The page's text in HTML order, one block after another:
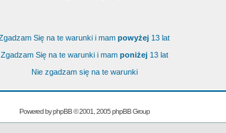
Się na te warunki i mam powyżej 13 lat
Zgadzam Się na te warunki i mam poniżej13 lat
Nie zgadzam się na te warunki
Powered byphpBB© 2001, 2005 phpBB Group